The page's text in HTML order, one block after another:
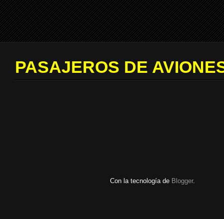
PASAJEROS DE
Con la tecnología de Blogger.